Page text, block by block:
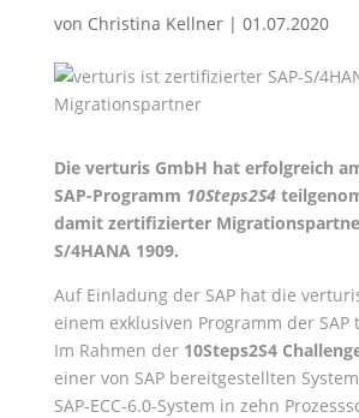
von Christina Kellner| 01.07.2020
Die verturis GmbH hat erfolgreich
SAP-Programm 10Steps2S4
damit zertifizierter
S/4HANA 1909.
Auf Einladung der SAP hat die
einem exklusiven Programm der SAP
Im Rahmen der 10Steps2S4
einer von SAP bereitgestellten
SAP-ECC-6.0-System in zehn